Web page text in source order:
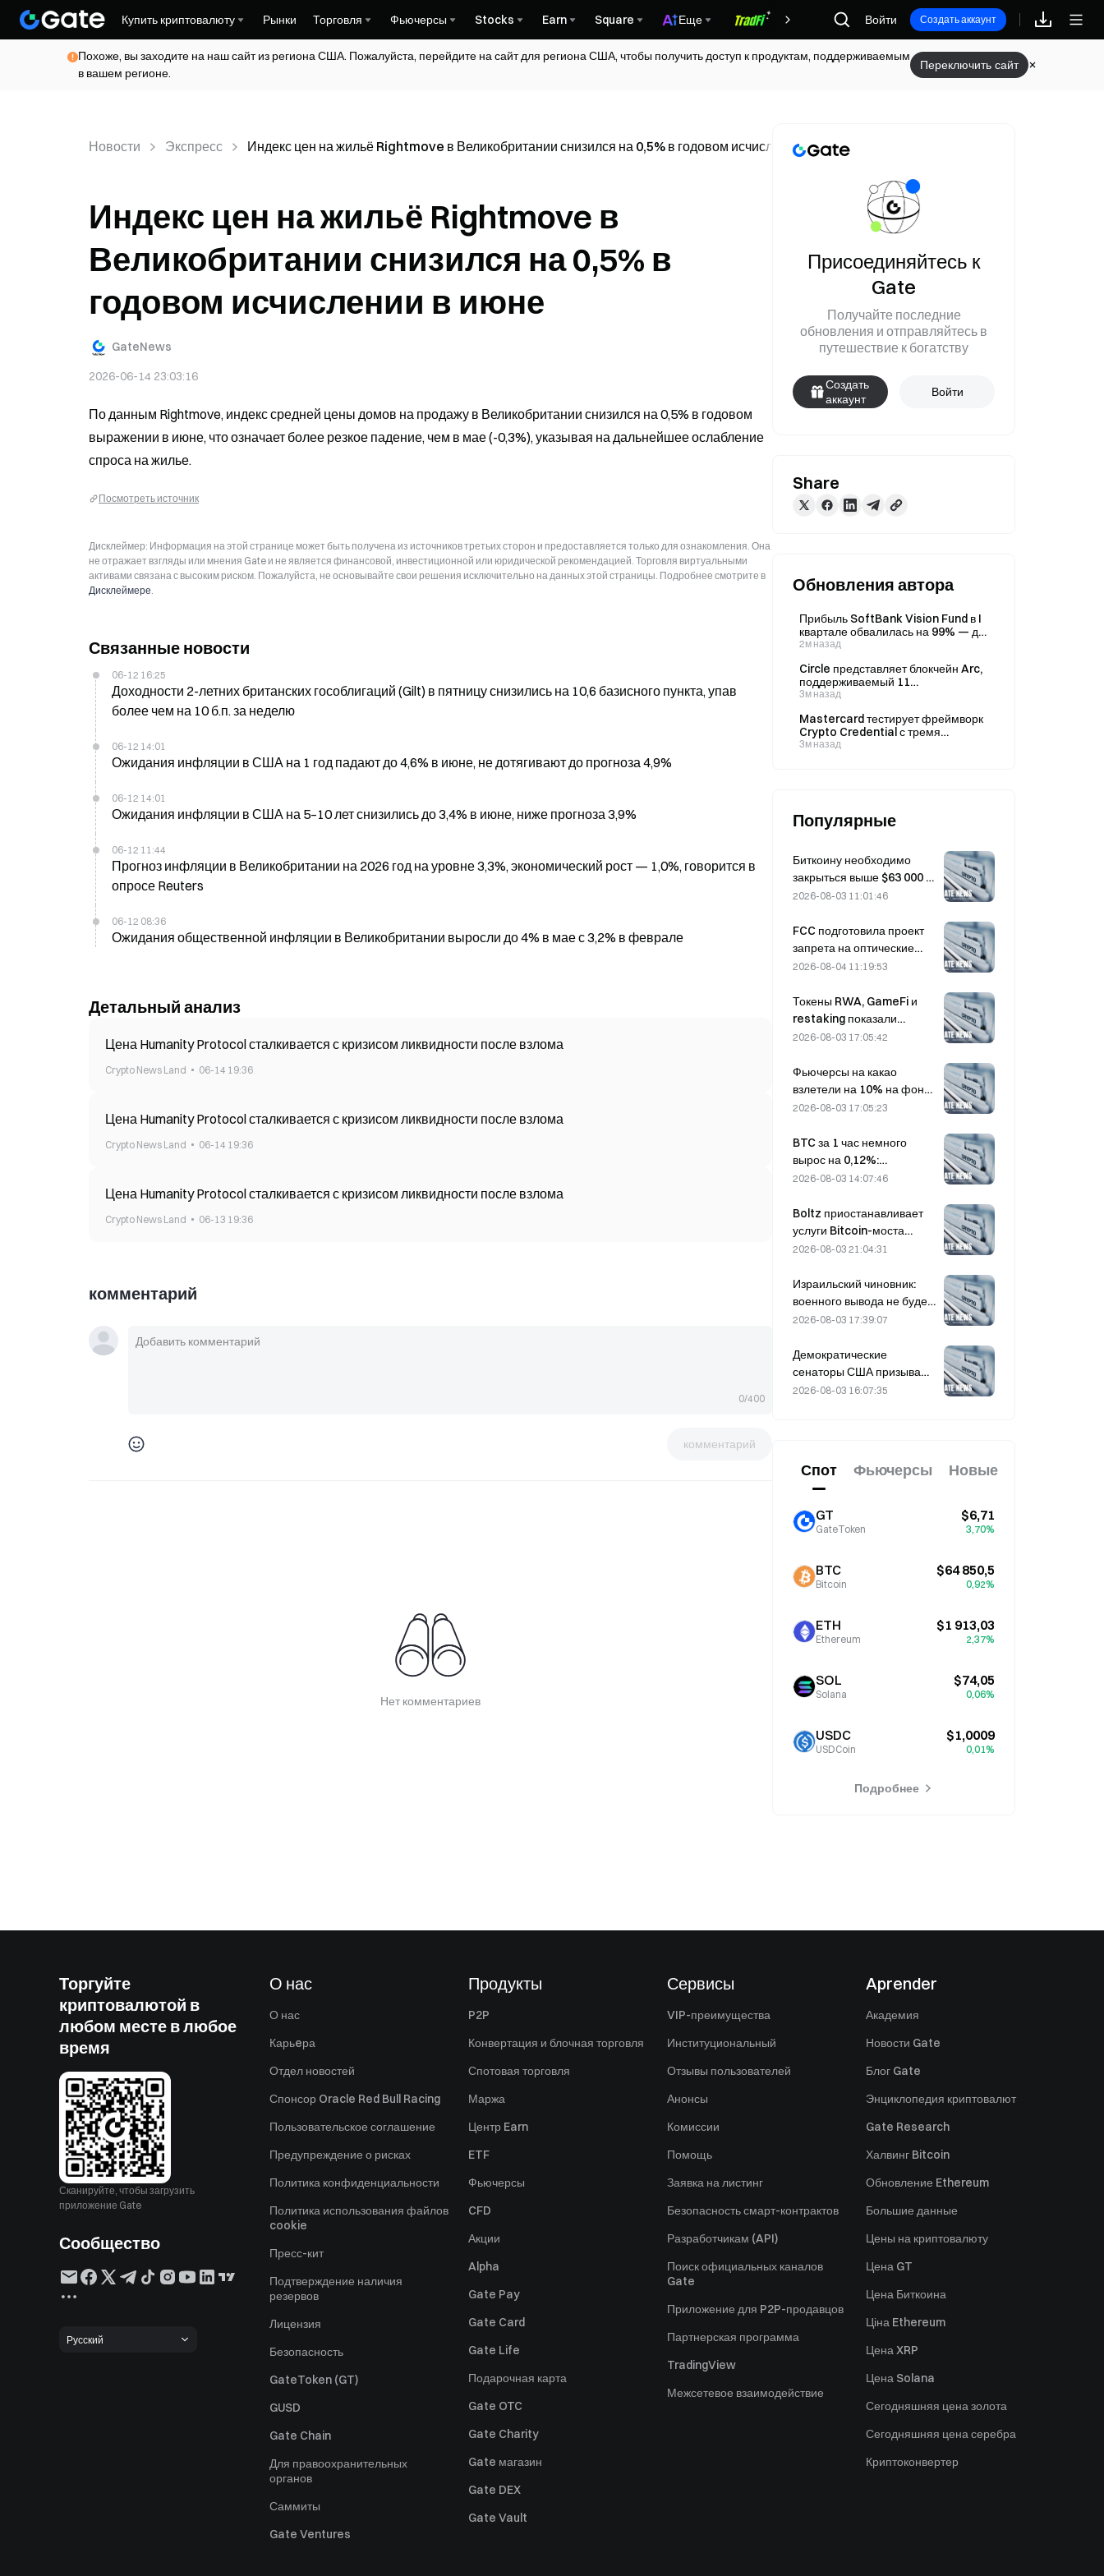
Купить криптовалюту Рынки Торговля Фьючерсы Stocks Earn Square Еще Награды
Войти Создать аккаунт
Похоже, вы заходите на наш сайт из региона США. Пожалуйста, перейдите на сайт для региона США, чтобы получить доступ к продуктам, поддерживаемым
в вашем регионе.
Переключить сайт
Новости Экспресс Индекс цен на жильё Rightmove в Великобритании снизился на 0,5% в годовом исчислении в июне
Индекс цен на жильё Rightmove в
Великобритании снизился на 0,5% в
годовом исчислении в июне
GateNews
2026-06-14 23:03:16
По данным Rightmove, индекс средней цены домов на продажу в Великобритании снизился на 0,5% в годовом
выражении в июне, что означает более резкое падение, чем в мае (-0,3%), указывая на дальнейшее ослабление
спроса на жилье.
Посмотреть источник
Дисклеймер: Информация на этой странице может быть получена из источников третьих сторон и предоставляется только для ознакомления. Она
не отражает взгляды или мнения Gate и не является финансовой, инвестиционной или юридической рекомендацией. Торговля виртуальными
активами связана с высоким риском. Пожалуйста, не основывайте свои решения исключительно на данных этой страницы. Подробнее смотрите в
Дисклеймере.
Связанные новости
06-12 16:25
Доходности 2-летних британских гособлигаций (Gilt) в пятницу снизились на 10,6 базисного пункта, упав
более чем на 10 б.п. за неделю
06-12 14:01
Ожидания инфляции в США на 1 год падают до 4,6% в июне, не дотягивают до прогноза 4,9%
06-12 14:01
Ожидания инфляции в США на 5–10 лет снизились до 3,4% в июне, ниже прогноза 3,9%
06-12 11:44
Прогноз инфляции в Великобритании на 2026 год на уровне 3,3%, экономический рост — 1,0%, говорится в
опросе Reuters
06-12 08:36
Ожидания общественной инфляции в Великобритании выросли до 4% в мае с 3,2% в феврале
Детальный анализ
Цена Humanity Protocol сталкивается с кризисом ликвидности после взлома
Crypto News Land 06-14 19:36
Цена Humanity Protocol сталкивается с кризисом ликвидности после взлома
Crypto News Land 06-14 19:36
Цена Humanity Protocol сталкивается с кризисом ликвидности после взлома
Crypto News Land 06-13 19:36
комментарий
0/400
комментарий
Нет комментариев
Присоединяйтесь к
Gate
Получайте последние
обновления и отправляйтесь в
путешествие к богатству
Создать
аккаунт
Войти
Share
Обновления автора
Прибыль SoftBank Vision Fund в I
квартале обвалилась на 99% — до
5,43 млрд иен
2м назад
Circle представляет блокчейн Arc,
поддерживаемый 11
финансовыми гигантами; запуск
сентября
3м назад
Mastercard тестирует фреймворк
Crypto Credential с тремя
платёжными операторами для
3м назад
Популярные
Биткоину необходимо
закрыться выше $63 000 в
августе, чтобы
медвежьего рынка —
исследование 10x
утверждает
2026-08-03 11:01:46
FCC подготовила проект
запрета на оптические
модули для китайских
данных; Xinyuan может
потерять 27% своей доли
рынка
2026-08-04 11:19:53
Токены RWA, GameFi и
restaking показали
лучшие результаты на
2026-08-03 17:05:42
Фьючерсы на какао
взлетели на 10% на фоне
опасений по поводу
приближаясь к $6 000 за
тонну
2026-08-03 17:05:23
BTC за 1 час немного
вырос на 0,12%:
смягчение
напряженности и
синхронный рост
макроэкономических
краткосрочный отскок
2026-08-03 14:07:46
Boltz приостанавливает
услуги Bitcoin-моста
бесконечно после атак с
2026-08-03 21:04:31
Израильский чиновник:
военного вывода не будет
до разоружения ХАМАС
2026-08-03 17:39:07
Демократические
сенаторы США призывают
CFTC ограничить
2026-08-03 16:07:35
Спот Фьючерсы Новые
GT
GateToken
$6,71
3,70%
BTC
Bitcoin
$64 850,5
0,92%
ETH
Ethereum
$1 913,03
2,37%
SOL
Solana
$74,05
0,06%
USDC
USDCoin
$1,0009
0,01%
Подробнее
Торгуйте
криптовалютой в
любом месте в любое
время
Сканируйте, чтобы загрузить
приложение Gate
Сообщество
Русский
О нас
О нас
Карьeра
Отдел новостей
Спонсор Oracle Red Bull Racing
Пользовательское соглашение
Предупреждение о рисках
Политика конфиденциальности
Политика использования файлов
cookie
Пресс-кит
Подтверждение наличия
резервов
Лицензия
Безопасность
GateToken (GT)
GUSD
Gate Chain
Для правоохранительных
органов
Саммиты
Gate Ventures
Продукты
P2P
Конвертация и блочная торговля
Спотовая торговля
Маржа
Центр Earn
ETF
Фьючерсы
CFD
Акции
Alpha
Gate Pay
Gate Card
Gate Life
Подарочная карта
Gate OTC
Gate Charity
Gate магазин
Gate DEX
Gate Vault
Сервисы
VIP-преимущества
Институциональный
Отзывы пользователей
Анонсы
Комиссии
Помощь
Заявка на листинг
Безопасность смарт-контрактов
Разработчикам (API)
Поиск официальных каналов
Gate
Приложение для P2P-продавцов
Партнерская программа
TradingView
Межсетевое взаимодействие
Aprender
Академия
Новости Gate
Блог Gate
Энциклопедия криптовалют
Gate Research
Халвинг Bitcoin
Обновление Ethereum
Большие данные
Цены на криптовалюту
Цена GT
Цена Биткоина
Ціна Ethereum
Цена XRP
Цена Solana
Сегодняшняя цена золота
Сегодняшняя цена серебра
Криптоконвертер